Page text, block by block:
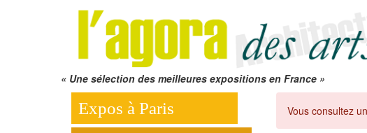
« Une sélection des meilleures expositions en France »
Expos à Paris
Vous consultez